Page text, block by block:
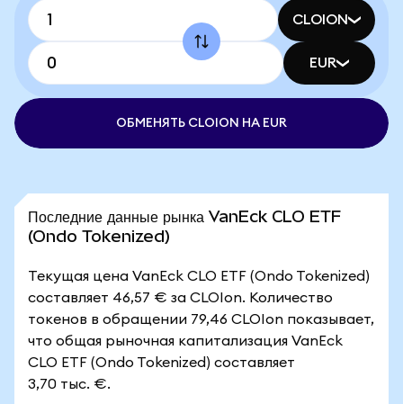
CLOION
EUR
ОБМЕНЯТЬ CLOION НА EUR
Последние данные рынка VanEck CLO ETF
(Ondo Tokenized)
Текущая цена VanEck CLO ETF (Ondo Tokenized)
составляет 46,57 € за CLOIon. Количество
токенов в обращении 79,46 CLOIon показывает,
что общая рыночная капитализация VanEck
CLO ETF (Ondo Tokenized) составляет
3,70 тыс. €.